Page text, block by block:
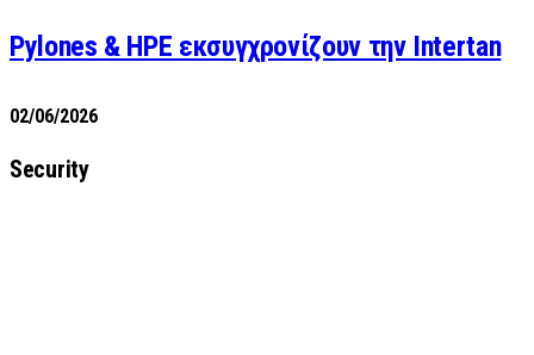
Pylones & HPE εκσυγχρονίζουν την Intertan
02/06/2026
Security